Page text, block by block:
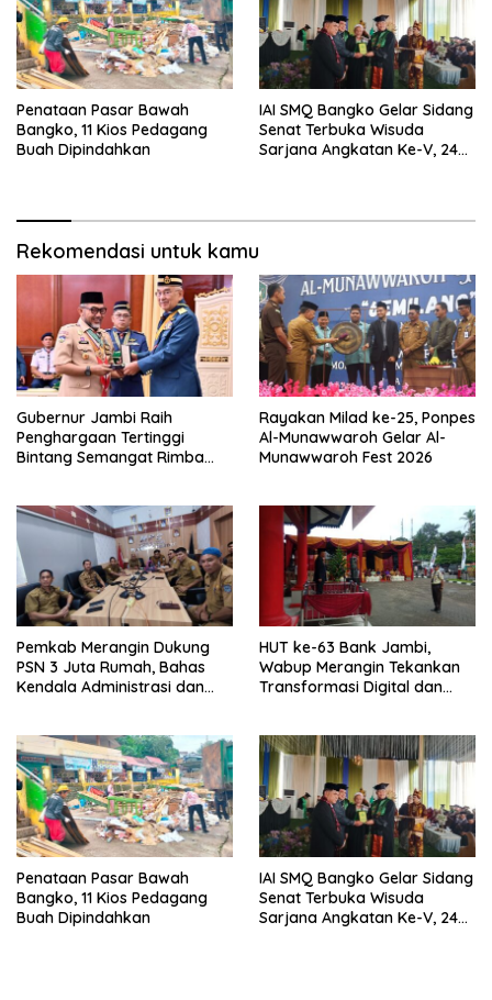
Penataan Pasar Bawah
Bangko, 11 Kios Pedagang
Buah Dipindahkan
IAI SMQ Bangko Gelar Sidang
Senat Terbuka Wisuda
Sarjana Angkatan Ke-V, 243
Rekomendasi untuk kamu
Gubernur Jambi Raih
Penghargaan Tertinggi
Bintang Semangat Rimba
Rayakan Milad ke-25, Ponpes
Al-Munawwaroh Gelar Al-
Munawwaroh Fest 2026
Pemkab Merangin Dukung
PSN 3 Juta Rumah, Bahas
Kendala Administrasi dan
HUT ke-63 Bank Jambi,
Wabup Merangin Tekankan
Transformasi Digital dan
Penataan Pasar Bawah
Bangko, 11 Kios Pedagang
Buah Dipindahkan
IAI SMQ Bangko Gelar Sidang
Senat Terbuka Wisuda
Sarjana Angkatan Ke-V, 243